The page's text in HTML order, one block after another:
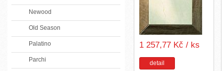
Newood
Old Season
Palatino
Parchi
1 257,77 Kč / ks
detail